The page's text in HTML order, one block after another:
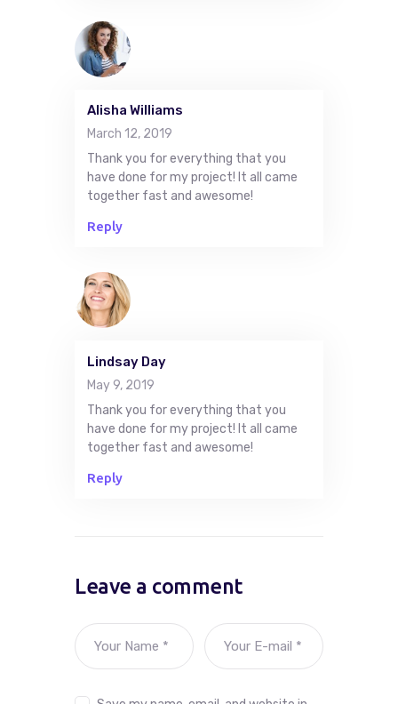
Alisha Williams
March 12, 2019
Thank you for everything that you
have done for my project! It all came
together fast and awesome!
Reply
Lindsay Day
May 9, 2019
Thank you for everything that you
have done for my project! It all came
together fast and awesome!
Reply
Leave a comment